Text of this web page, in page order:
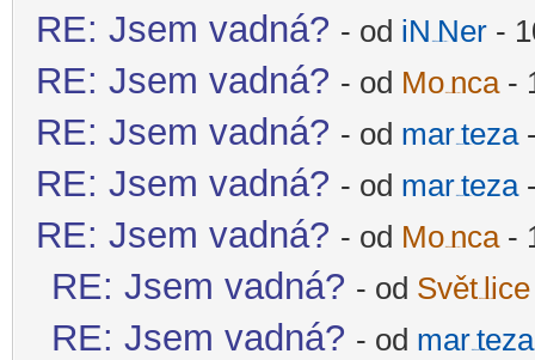
RE: Jsem vadná? - od iN -diskusni-forum-
Ner -
RE: Jsem vadná? - od Mo -diskusni-forum-
nca-
RE: Jsem vadná? - od mar -diskusni-forum-
teza-
RE: Jsem vadná? - od mar -diskusni-forum-
teza-
RE: Jsem vadná? - od Mo -diskusni-forum-
nca-
RE: Jsem vadná? - od Svět -diskusni-forum-
lice
RE: Jsem vadná? - od mar -diskusni-forum-
teza